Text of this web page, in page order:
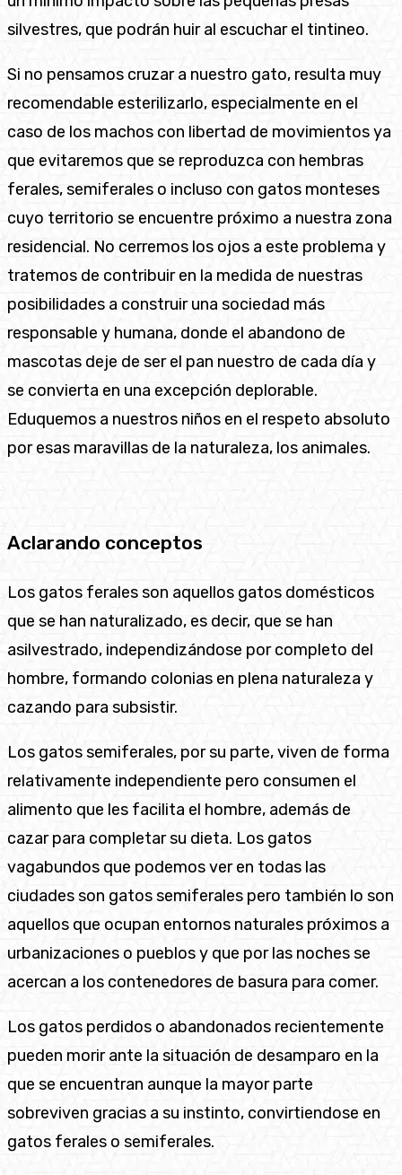
silvestres, que podrán huir al escuchar el tintineo.
Si no pensamos cruzar a nuestro gato, resulta muy
recomendable esterilizarlo, especialmente en el
caso de los machos con libertad de movimientos ya
que evitaremos que se reproduzca con hembras
ferales, semiferales o incluso con gatos monteses
cuyo territorio se encuentre próximo a nuestra zona
residencial. No cerremos los ojos a este problema y
tratemos de contribuir en la medida de nuestras
posibilidades a construir una sociedad más
responsable y humana, donde el abandono de
mascotas deje de ser el pan nuestro de cada día y
se convierta en una excepción deplorable.
Eduquemos a nuestros niños en el respeto absoluto
por esas maravillas de la naturaleza, los animales.
Aclarando conceptos
Los gatos ferales son aquellos gatos domésticos
que se han naturalizado, es decir, que se han
asilvestrado, independizándose por completo del
hombre, formando colonias en plena naturaleza y
cazando para subsistir.
Los gatos semiferales, por su parte, viven de forma
relativamente independiente pero consumen el
alimento que les facilita el hombre, además de
cazar para completar su dieta. Los gatos
vagabundos que podemos ver en todas las
ciudades son gatos semiferales pero también lo son
aquellos que ocupan entornos naturales próximos a
urbanizaciones o pueblos y que por las noches se
acercan a los contenedores de basura para comer.
Los gatos perdidos o abandonados recientemente
pueden morir ante la situación de desamparo en la
que se encuentran aunque la mayor parte
sobreviven gracias a su instinto, convirtiendose en
gatos ferales o semiferales.